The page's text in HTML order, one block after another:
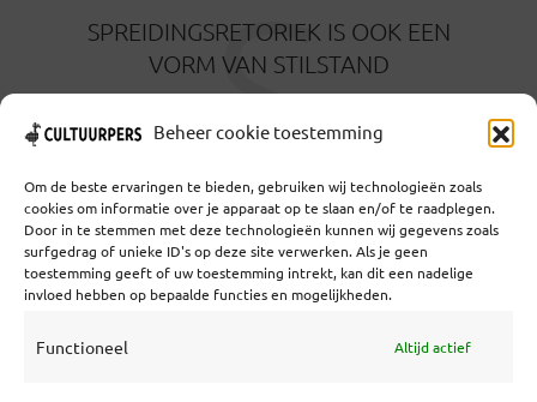
Beheer cookie toestemming
Om de beste ervaringen te bieden, gebruiken wij technologieën zoals
cookies om informatie over je apparaat op te slaan en/of te raadplegen.
Door in te stemmen met deze technologieën kunnen wij gegevens zoals
surfgedrag of unieke ID's op deze site verwerken. Als je geen
toestemming geeft of uw toestemming intrekt, kan dit een nadelige
invloed hebben op bepaalde functies en mogelijkheden.
Functioneel Altijd actief
SPREIDINGSRETORIEK IS OOK EEN
VORM VAN STILSTAND
S
Coöperatief Cultureel Persbureau U.A. | Salzburg 29 |
3524KS Utrecht | KvK: 55573592 |Btw: